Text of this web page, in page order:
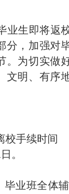
生即将返
分，加强对
。为切实做
文明、有序
校手续时间
。
业班全体